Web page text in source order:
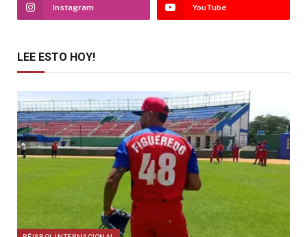
Instagram YouTube
LEE ESTO HOY!